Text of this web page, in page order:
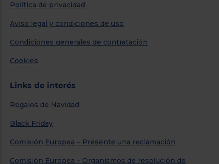
Política de privacidad
Aviso legal y condiciones de uso
Condiciones generales de contratación
Cookies
Links de interés
Regalos de Navidad
Black Friday
Comisión Europea – Presente una reclamación
Comisión Europea – Organismos de resolución de